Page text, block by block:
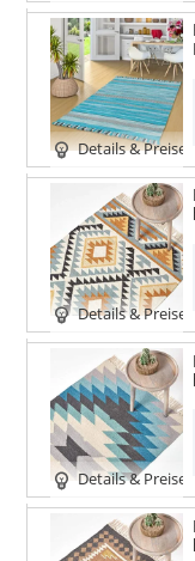
Details & Preise
Details & Preise
Details & Preise